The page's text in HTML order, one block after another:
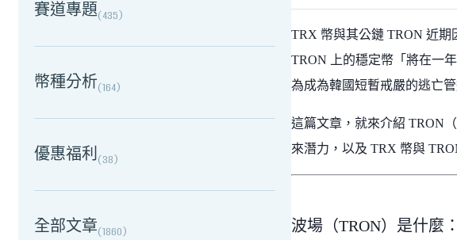
賽道專題(435)
幣種分析(164)
優惠福利(38)
全部文章(1860)
TRX 幣與其公鏈 TRON 近
TRON 上的穩定幣「將在一
為成為韓國短暫戒嚴的逃亡
這篇文章，就來介紹 TRON
來潛力，以及 TRX 幣與
波場（TRON）是什麼